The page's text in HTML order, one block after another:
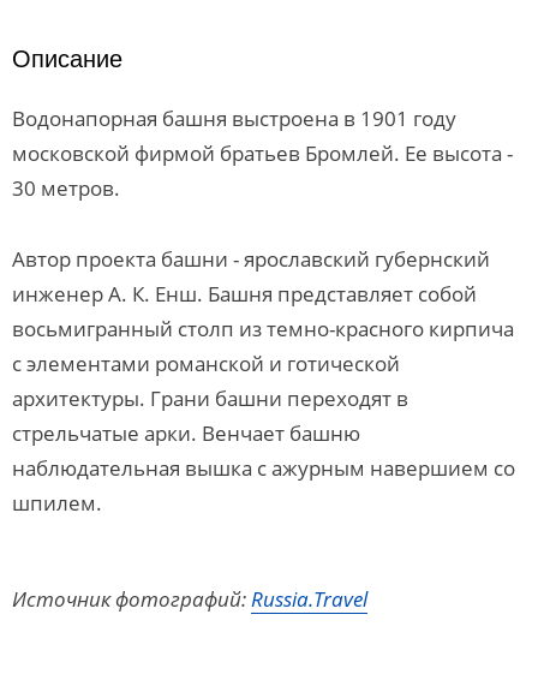
Описание
Водонапорная башня выстроена в 1901 году
московской фирмой братьев Бромлей. Ее высота -
30 метров.
Автор проекта башни - ярославский губернский
инженер А. К. Енш. Башня представляет собой
восьмигранный столп из темно-красного кирпича
с элементами романской и готической
архитектуры. Грани башни переходят в
стрельчатые арки. Венчает башню
наблюдательная вышка с ажурным навершием со
шпилем.
Источник фотографий:Russia.Travel